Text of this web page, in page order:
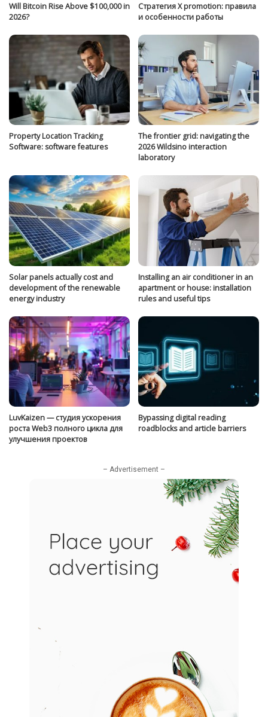
Will Bitcoin Rise Above $100,000 in
2026?
Стратегия Х promotion: правила
и особенности работы
Property Location Tracking
Software: software features
The frontier grid: navigating the
2026 Wildsino interaction
laboratory
Solar panels actually cost and
development of the renewable
energy industry
Installing an air conditioner in an
apartment or house: installation
rules and useful tips
LuvKaizen — студия ускорения
роста Web3 полного цикла для
улучшения проектов
Bypassing digital reading
roadblocks and article barriers
– Advertisement –